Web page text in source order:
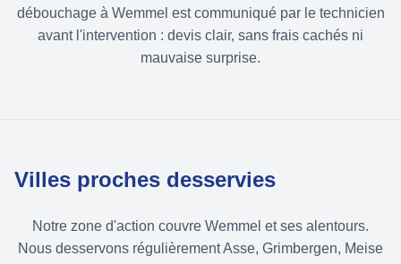
débouchage à Wemmel est communiqué par le technicien
avant l'intervention : devis clair, sans frais cachés ni
mauvaise surprise.
Villes proches desservies
Notre zone d'action couvre Wemmel et ses alentours.
Nous desservons régulièrement Asse, Grimbergen, Meise